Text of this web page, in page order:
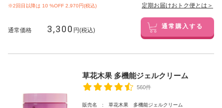
※2回目以降は 10 %OFF 2,970円(税込) 定期お届けおトク便とは＞
通常価格 3,300 円(税込) 通常購入する
草花木果 多機能ジェルクリーム
560件
販売名 : 草花木果 多機能ジェルクリーム